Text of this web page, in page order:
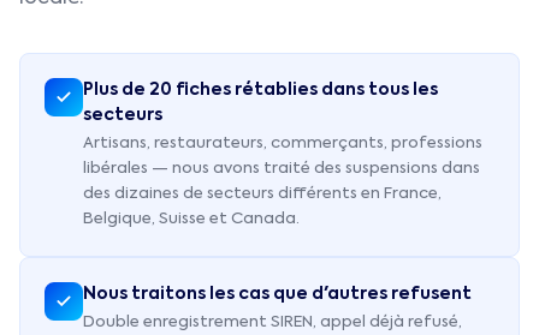
Plus de 20 fiches rétablies dans tous les
secteurs
Artisans, restaurateurs, commerçants, professions
libérales — nous avons traité des suspensions dans
des dizaines de secteurs différents en France,
Belgique, Suisse et Canada.
Nous traitons les cas que d'autres refusent
Double enregistrement SIREN, appel déjà refusé,